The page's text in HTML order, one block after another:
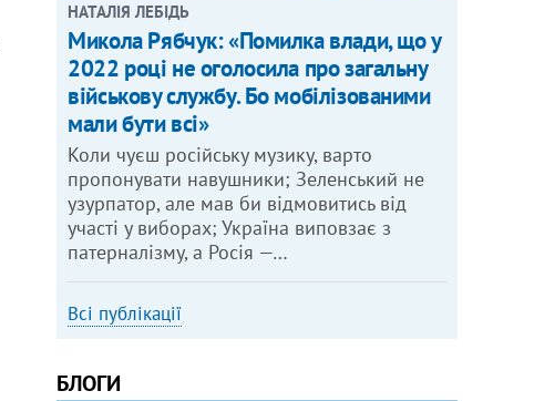
НАТАЛІЯ ЛЕБІДЬ
Микола Рябчук: «Помилка влади, що у
2022 році не оголосила про загальну
військову службу. Бо мобілізованими
мали бути всі»
Коли чуєш російську музику, варто
пропонувати навушники; Зеленський не
узурпатор, але мав би відмовитись від
участі у виборах; Україна виповзає з
патерналізму, а Росія —…
Всі публікації
БЛОГИ